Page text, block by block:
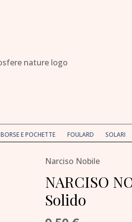
BORSE E POCHETTE FOULARD SOLARI
Narciso Nobile
NARCISO
Solido
NARCISO
NOBILE
Docciashampoo
Solido
quantità